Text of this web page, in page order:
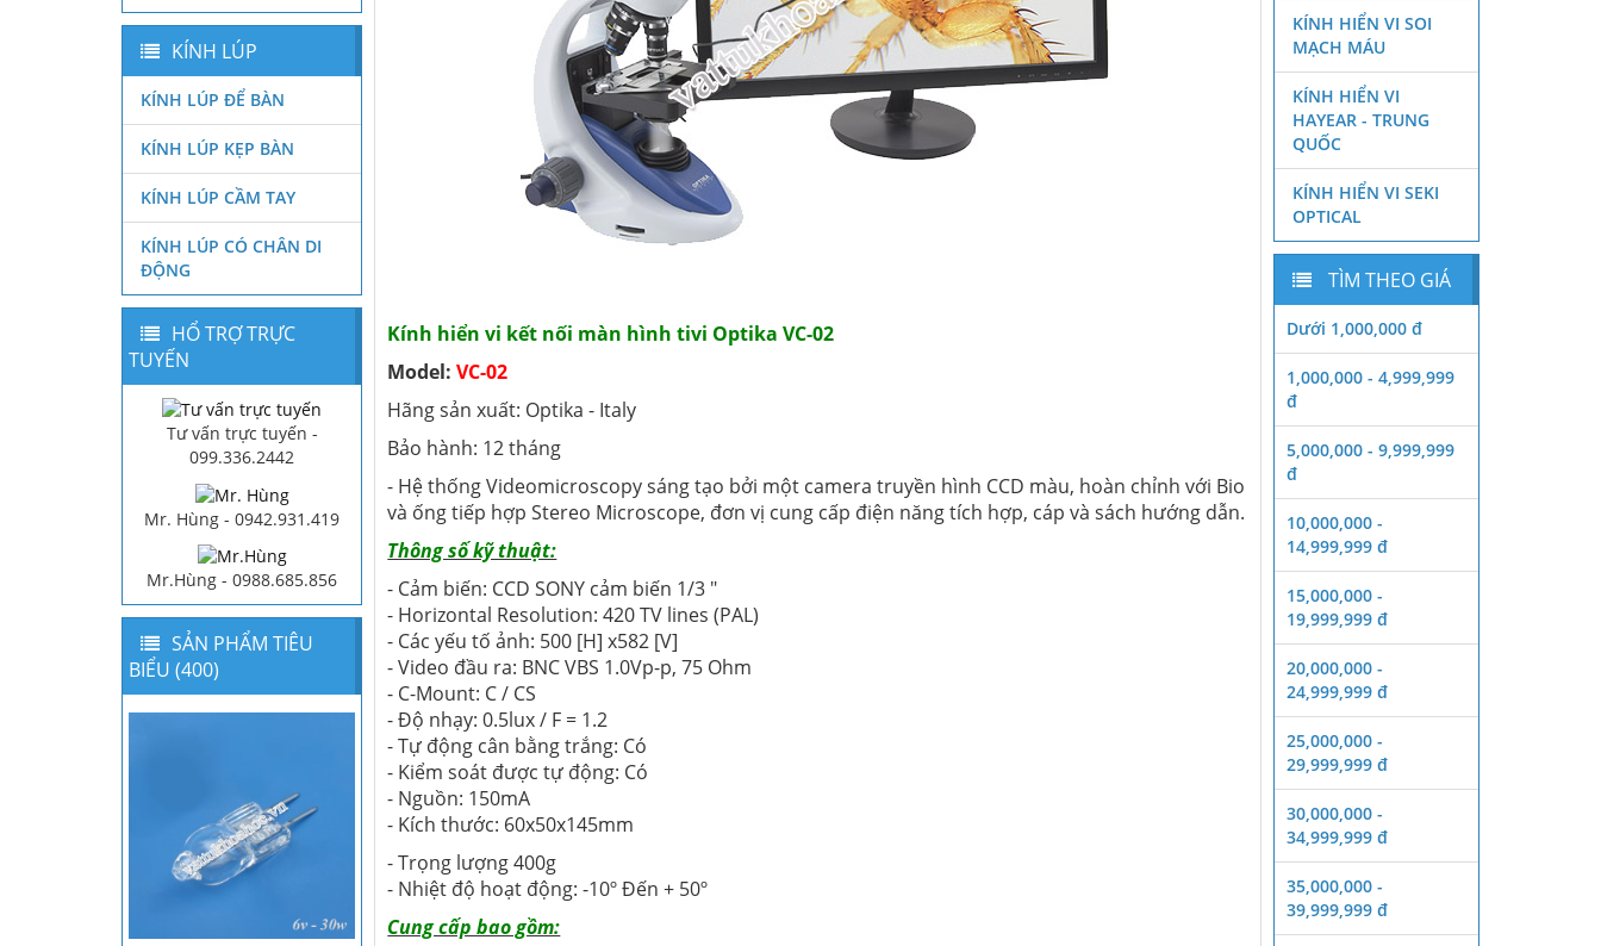
Kính hiển vi kết nối màn hình tivi Optika VC-02
Model:VC-02
Hãng sản xuất: Optika - Italy
Bảo hành: 12 tháng
- Hệ thống Videomicroscopy sáng tạo bởi một camera truyền hình CCD màu, hoàn chỉnh với Bio
và ống tiếp hợp Stereo Microscope, đơn vị cung cấp điện năng tích hợp, cáp và sách hướng dẫn.
Thông số kỹ thuật:
- Cảm biến: CCD SONY cảm biến 1/3 "
- Horizontal Resolution: 420 TV lines (PAL)
- Các yếu tố ảnh: 500 [H] x582 [V]
- Video đầu ra: BNC VBS 1.0Vp-p, 75 Ohm
- C-Mount: C / CS
- Độ nhạy: 0.5lux / F = 1.2
- Tự động cân bằng trắng: Có
- Kiểm soát được tự động: Có
- Nguồn: 150mA
- Kích thước: 60x50x145mm
- Trọng lượng 400g
- Nhiệt độ hoạt động: -10º Đến + 50º
Cung cấp bao gồm:
KÍNH LÚP
KÍNH LÚP ĐỂ BÀN
KÍNH LÚP KẸP BÀN
KÍNH LÚP CẦM TAY
KÍNH LÚP CÓ CHÂN DI
ĐỘNG
HỔ TRỢ TRỰC
TUYẾN
Tư vấn trực tuyến -
099.336.2442
Mr. Hùng - 0942.931.419
Mr.Hùng - 0988.685.856
SẢN PHẨM TIÊU
BIỂU (400)
KÍNH HIỂN VI SOI
MẠCH MÁU
KÍNH HIỂN VI
HAYEAR - TRUNG
QUỐC
KÍNH HIỂN VI SEKI
OPTICAL
TÌM THEO GIÁ
Dưới 1,000,000 đ
1,000,000 - 4,999,999
đ
5,000,000 - 9,999,999
đ
10,000,000 -
14,999,999 đ
15,000,000 -
19,999,999 đ
20,000,000 -
24,999,999 đ
25,000,000 -
29,999,999 đ
30,000,000 -
34,999,999 đ
35,000,000 -
39,999,999 đ